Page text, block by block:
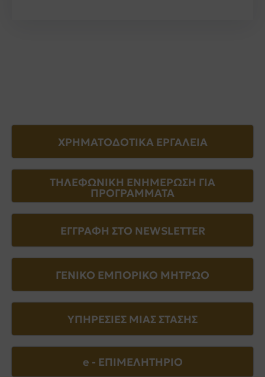
ΧΡΗΜΑΤΟΔΟΤΙΚΑ ΕΡΓΑΛΕΙΑ
ΤΗΛΕΦΩΝΙΚΗ ΕΝΗΜΕΡΩΣΗ ΓΙΑ
ΠΡΟΓΡΑΜΜΑΤΑ
ΕΓΓΡΑΦΗ ΣΤΟ NEWSLETTER
ΓΕΝΙΚΟ ΕΜΠΟΡΙΚΟ ΜΗΤΡΩΟ
ΥΠΗΡΕΣΙΕΣ ΜΙΑΣ ΣΤΑΣΗΣ
e - EΠΙΜΕΛΗΤΗΡΙΟ